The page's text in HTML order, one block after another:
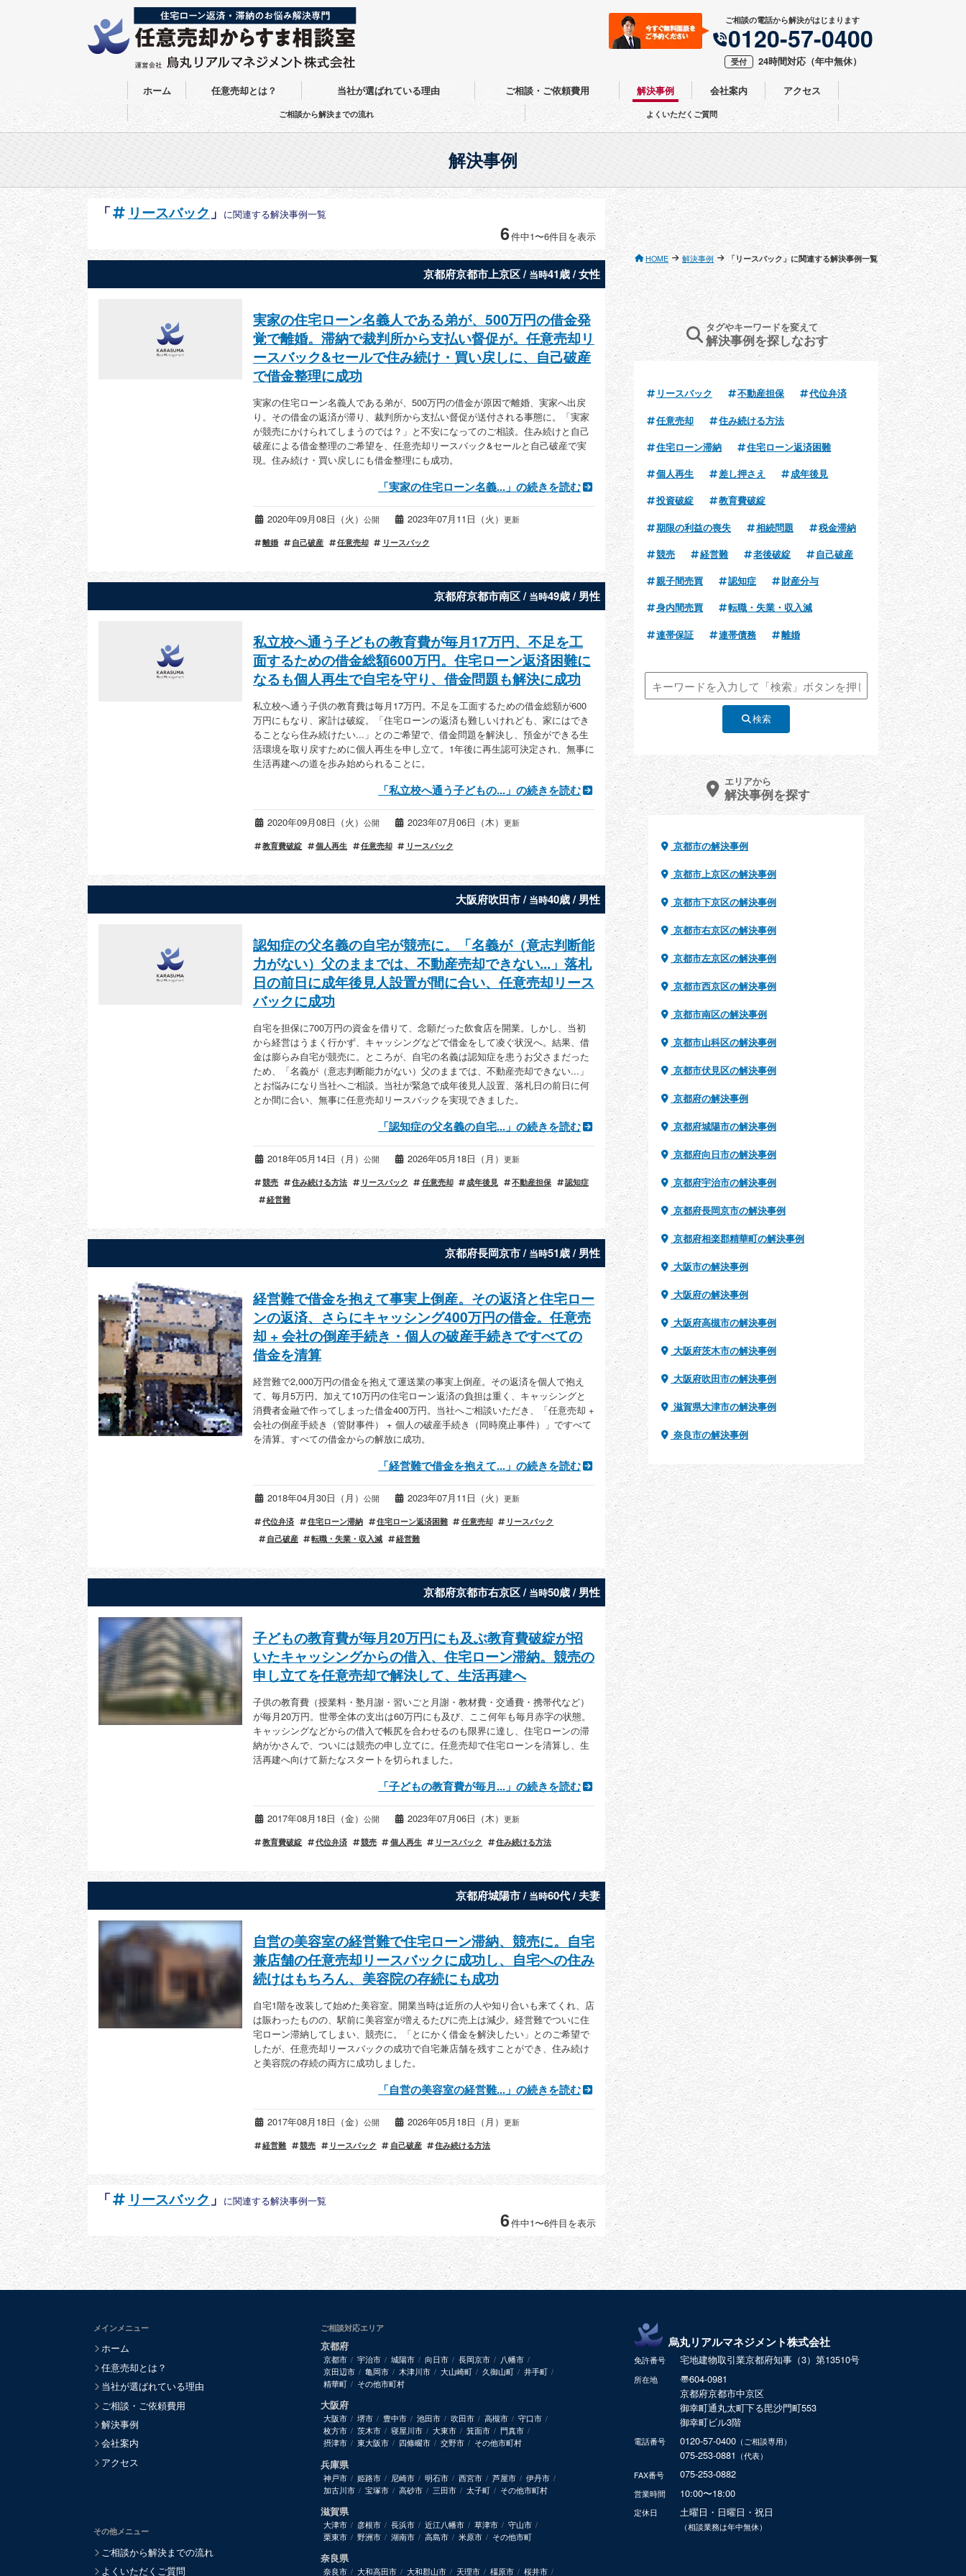
ご相談の電話から解決がはじまります
0120-57-0400
受付 24時間対応 （年中無休）
ホーム 任意売却とは？ 当社が選ばれている理由 ご相談・ご依頼費用 解決事例 会社案内 アクセス
ご相談から解決までの流れ よくいただくご質問
解決事例
「 リースバック 」 に関連する解決事例一覧
6件中1〜6件目を表示
京都府京都市上京区 / 当時41歳 / 女性
実家の住宅ローン名義人である弟が、500万円の借金発
覚で離婚。滞納で裁判所から支払い督促が。任意売却リ
ースバック&セールで住み続け・買い戻しに、自己破産
で借金整理に成功
実家の住宅ローン名義人である弟が、500万円の借金が原因で離婚、実家へ出戻
り。その借金の返済が滞り、裁判所から支払い督促が送付される事態に。「実家
が競売にかけられてしまうのでは？」と不安になってのご相談。住み続けと自己
破産による借金整理のご希望を、任意売却リースバック&セールと自己破産で実
現。住み続け・買い戻しにも借金整理にも成功。
「実家の住宅ローン名義...」の続きを読む
2020年09月08日（火）公開 2023年07月11日（火）更新
離婚 自己破産 任意売却 リースバック
京都府京都市南区 / 当時49歳 / 男性
私立校へ通う子どもの教育費が毎月17万円、不足を工
面するための借金総額600万円。住宅ローン返済困難に
なるも個人再生で自宅を守り、借金問題も解決に成功
私立校へ通う子供の教育費は毎月17万円。不足を工面するための借金総額が600
万円にもなり、家計は破綻。「住宅ローンの返済も難しいけれども、家にはでき
ることなら住み続けたい...」とのご希望で、借金問題を解決し、預金ができる生
活環境を取り戻すために個人再生を申し立て。1年後に再生認可決定され、無事に
生活再建への道を歩み始められることに。
「私立校へ通う子どもの...」の続きを読む
2020年09月08日（火）公開 2023年07月06日（木）更新
教育費破綻 個人再生 任意売却 リースバック
大阪府吹田市 / 当時40歳 / 男性
認知症の父名義の自宅が競売に。「名義が（意志判断能
力がない）父のままでは、不動産売却できない...」落札
日の前日に成年後見人設置が間に合い、任意売却リース
バックに成功
自宅を担保に700万円の資金を借りて、念願だった飲食店を開業。しかし、当初
から経営はうまく行かず、キャッシングなどで借金をして凌ぐ状況へ。結果、借
金は膨らみ自宅が競売に。ところが、自宅の名義は認知症を患うお父さまだった
ため、「名義が（意志判断能力がない）父のままでは、不動産売却できない...」
とお悩みになり当社へご相談。当社が緊急で成年後見人設置、落札日の前日に何
とか間に合い、無事に任意売却リースバックを実現できました。
「認知症の父名義の自宅...」の続きを読む
2018年05月14日（月）公開 2026年05月18日（月）更新
競売 住み続ける方法 リースバック 任意売却 成年後見 不動産担保
認知症
経営難
京都府長岡京市 / 当時51歳 / 男性
経営難で借金を抱えて事実上倒産。その返済と住宅ロー
ンの返済、さらにキャッシング400万円の借金。任意売
却 + 会社の倒産手続き・個人の破産手続きですべての
借金を清算
経営難で2,000万円の借金を抱えて運送業の事実上倒産。その返済を個人で抱え
て、毎月5万円。加えて10万円の住宅ローン返済の負担は重く、キャッシングと
消費者金融で作ってしまった借金400万円。当社へご相談いただき、「任意売却 +
会社の倒産手続き（管財事件） + 個人の破産手続き（同時廃止事件）」ですべて
を清算。すべての借金からの解放に成功。
「経営難で借金を抱えて...」の続きを読む
2018年04月30日（月）公開 2023年07月11日（火）更新
代位弁済 住宅ローン滞納 住宅ローン返済困難 任意売却
リースバック
自己破産
転職・失業・収入減 経営難
京都府京都市右京区 / 当時50歳 / 男性
子どもの教育費が毎月20万円にも及ぶ教育費破綻が招
いたキャッシングからの借入、住宅ローン滞納。競売の
申し立てを任意売却で解決して、生活再建へ
子供の教育費（授業料・塾月謝・習いごと月謝・教材費・交通費・携帯代など）
が毎月20万円。世帯全体の支出は60万円にも及び、ここ何年も毎月赤字の状態。
キャッシングなどからの借入で帳尻を合わせるのも限界に達し、住宅ローンの滞
納がかさんで、ついには競売の申し立てに。任意売却で住宅ローンを清算し、生
活再建へ向けて新たなスタートを切られました。
「子どもの教育費が毎月...」の続きを読む
2017年08月18日（金）公開 2023年07月06日（木）更新
教育費破綻 代位弁済 競売 個人再生 リースバック 住み続ける方法
京都府城陽市 / 当時60代 / 夫妻
自営の美容室の経営難で住宅ローン滞納、競売に。自宅
兼店舗の任意売却リースバックに成功し、自宅への住み
続けはもちろん、美容院の存続にも成功
自宅1階を改装して始めた美容室。開業当時は近所の人や知り合いも来てくれ、店
は賑わったものの、駅前に美容室が増えるたびに売上は減少。経営難でついに住
宅ローン滞納してしまい、競売に。「とにかく借金を解決したい」とのご希望で
したが、任意売却リースバックの成功で自宅兼店舗を残すことができ、住み続け
と美容院の存続の両方に成功しました。
「自営の美容室の経営難...」の続きを読む
2017年08月18日（金）公開 2026年05月18日（月）更新
経営難 競売 リースバック 自己破産 住み続ける方法
「 リースバック 」 に関連する解決事例一覧
6件中1〜6件目を表示
HOME 解決事例 「リースバック」に関連する解決事例一覧
タグやキーワードを変えて
解決事例を探しなおす
リースバック 不動産担保 代位弁済
任意売却 住み続ける方法
住宅ローン滞納 住宅ローン返済困難
個人再生 差し押さえ 成年後見
投資破綻 教育費破綻
期限の利益の喪失 相続問題 税金滞納
競売 経営難 老後破綻 自己破産
親子間売買 認知症 財産分与
身内間売買 転職・失業・収入減
連帯保証 連帯債務 離婚
検索
エリアから
解決事例を探す
京都市の解決事例
京都市上京区の解決事例
京都市下京区の解決事例
京都市右京区の解決事例
京都市左京区の解決事例
京都市西京区の解決事例
京都市南区の解決事例
京都市山科区の解決事例
京都市伏見区の解決事例
京都府の解決事例
京都府城陽市の解決事例
京都府向日市の解決事例
京都府宇治市の解決事例
京都府長岡京市の解決事例
京都府相楽郡精華町の解決事例
大阪市の解決事例
大阪府の解決事例
大阪府高槻市の解決事例
大阪府茨木市の解決事例
大阪府吹田市の解決事例
滋賀県大津市の解決事例
奈良市の解決事例
メインメニュー
ホーム
任意売却とは？
当社が選ばれている理由
ご相談・ご依頼費用
解決事例
会社案内
アクセス
その他メニュー
ご相談から解決までの流れ
よくいただくご質問
ご相談対応エリア
京都府
京都市 宇治市 城陽市 向日市 長岡京市
八幡市
京田辺市
亀岡市 木津川市 大山崎町 久御山町
井手町
精華町
その他市町村
大阪府
大阪市 堺市 豊中市 池田市 吹田市 高槻市
守口市
枚方市
茨木市 寝屋川市 大東市 箕面市
門真市
摂津市
東大阪市 四條畷市 交野市 その他市町村
兵庫県
神戸市 姫路市 尼崎市 明石市 西宮市 芦屋市
伊丹市
加古川市
宝塚市 高砂市 三田市 太子町 その他市町村
滋賀県
大津市 彦根市 長浜市 近江八幡市 草津市
守山市
栗東市
野洲市 湖南市 高島市 米原市 その他市町
奈良県
奈良市 大和高田市 大和郡山市 天理市 橿原市 桜井市
烏丸リアルマネジメント株式会社
免許番号 宅地建物取引業京都府知事（3）第13510号
所在地 〠604-0981
京都府京都市中京区
御幸町通丸太町下る毘沙門町553
御幸町ビル3階
電話番号 0120-57-0400 （ご相談専用）
075-253-0881 （代表）
FAX番号
075-253-0882
営業時間 10:00〜18:00
定休日 土曜日・日曜日・祝日
（相談業務は年中無休）